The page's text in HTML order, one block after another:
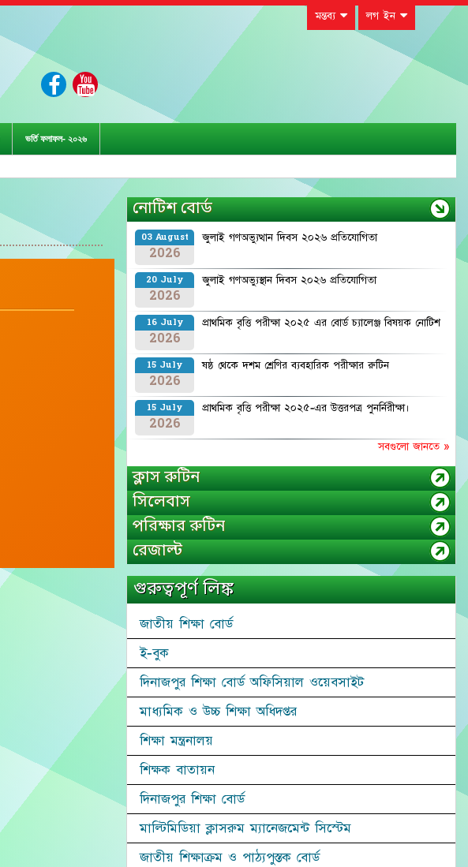
মন্তব্য লগ ইন
ভর্তি ফলাফল- ২০২৬
নোটিশ বোর্ড
03 August
2026
জুলাই গণঅভ্যুত্থান দিবস ২০২৬ প্রতিযোগিতা
20 July
2026
জুলাই গণঅভ্যুস্থান দিবস ২০২৬ প্রতিযোগিতা
16 July
2026
প্রাথমিক বৃত্তি পরীক্ষা ২০২৫ এর বোর্ড চ্যালেঞ্জ বিষয়ক নোটিশ
15 July
2026
ষষ্ঠ থেকে দশম শ্রেণির ব্যবহারিক পরীক্ষার রুটিন
15 July
2026
প্রাথমিক বৃত্তি পরীক্ষা ২০২৫-এর উত্তরপত্র পুনর্নিরীক্ষা।
সবগুলো জানতে »
ক্লাস রুটিন
সিলেবাস
পরিক্ষার রুটিন
রেজাল্ট
গুরুত্বপূর্ণ লিঙ্ক
জাতীয় শিক্ষা বোর্ড
ই-বুক
দিনাজপুর শিক্ষা বোর্ড অফিসিয়াল ওয়েবসাইট
মাধ্যমিক ও উচ্চ শিক্ষা অধিদপ্তর
শিক্ষা মন্ত্রনালয়
শিক্ষক বাতায়ন
দিনাজপুর শিক্ষা বোর্ড
মাল্টিমিডিয়া ক্লাসরুম ম্যানেজমেন্ট সিস্টেম
জাতীয় শিক্ষাক্রম ও পাঠ্যপুস্তক বোর্ড